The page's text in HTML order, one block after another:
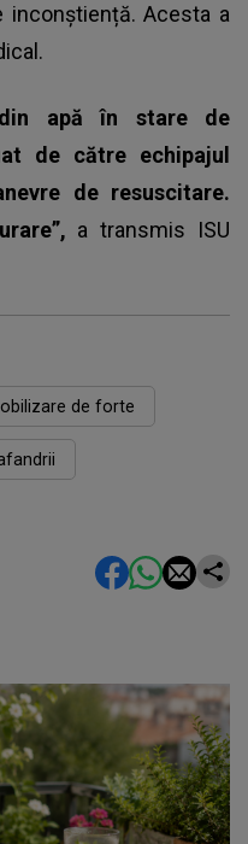
Acesta a
apă în stare de
de către echipajul
de resuscitare.
a transmis ISU
de forte